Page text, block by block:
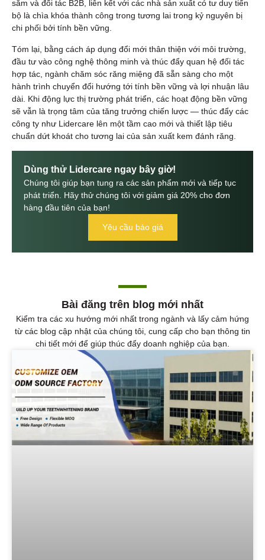
sắm và đối tác B2B, liên kết với các nhà sản xuất có tư duy tiến
bộ là chìa khóa thành công trong tương lai trong kỷ nguyên bị
chi phối bởi tính bền vững.
Tóm lại, bằng cách áp dụng đổi mới thân thiện với môi trường,
đầu tư vào công nghệ thông minh và thúc đẩy quan hệ đối tác
hợp tác, ngành chăm sóc răng miệng đã sẵn sàng cho một
hành trình chuyển đổi hướng tới tính bền vững và lợi nhuận lâu
dài. Khi động lực thị trường phát triển, các hoạt động bền vững
sẽ vẫn là trọng tâm của tăng trưởng chiến lược — thúc đẩy các
công ty như Lidercare lên một tầm cao mới và thiết lập tiêu
chuẩn dứt khoát cho tương lai của sản xuất kem đánh răng.
Dùng thử Lidercare ngay bây giờ!
Chúng tôi giúp bạn tung ra các sản phẩm mới và tiếp tục
phát triển. Hãy thử chúng tôi với giảm giá 20% cho đơn
hàng đầu tiên của bạn!
Yêu cầu báo giá
Bài đăng trên blog mới nhất
Kiểm tra các xu hướng mới nhất trong ngành và lấy cảm hứng
từ các blog cập nhật của chúng tôi, cung cấp cho bạn thông tin
chi tiết mới để giúp thúc đẩy doanh nghiệp của bạn.